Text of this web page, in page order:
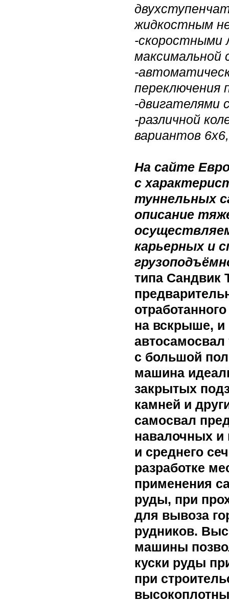
жидкостным
-скоростными
максимальной
-
переключения
-двигателями
-различной
вариантов
На сайте
с
туннельных
описание
карьерных и
типа Сандвик
на вскрыше, и
с большой
машина
закрытых
камней и
самосвал
навалочных и
и среднего
разработке
применения
руды, при
для вывоза
рудников.
машины
куски руды
при